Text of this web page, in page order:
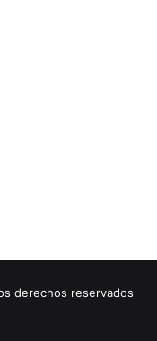
derechos reservados